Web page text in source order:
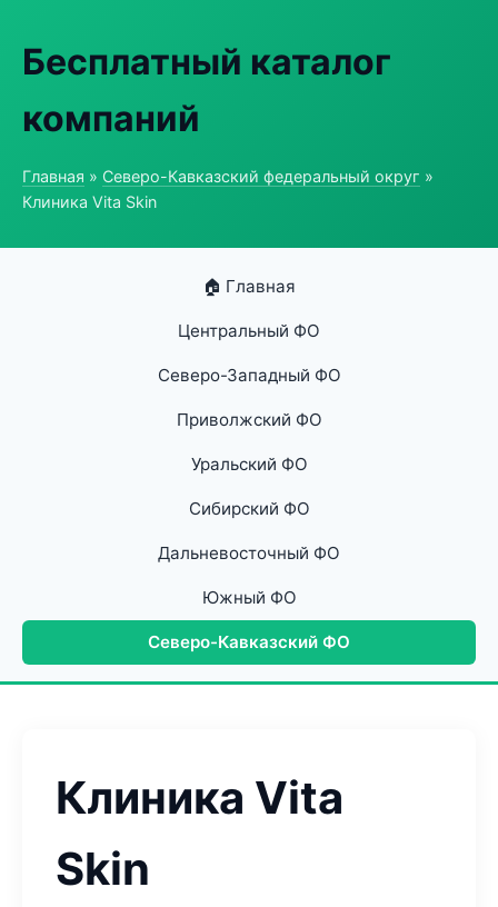
Бесплатный каталог
компаний
Главная » Северо-Кавказский федеральный округ »
Клиника Vita Skin
🏠 Главная
Центральный ФО
Северо-Западный ФО
Приволжский ФО
Уральский ФО
Сибирский ФО
Дальневосточный ФО
Южный ФО
Северо-Кавказский ФО
Клиника Vita
Skin